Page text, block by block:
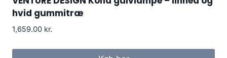
hvid gummitræ
1,659.00 kr.